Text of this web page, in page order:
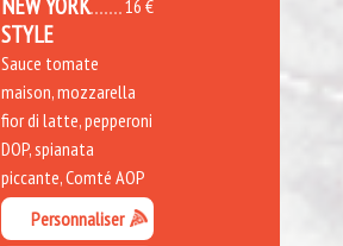
16 €
STYLE
Sauce tomate
maison, mozzarella
fior di latte, pepperoni
DOP, spianata
piccante, Comté AOP
Personnaliser